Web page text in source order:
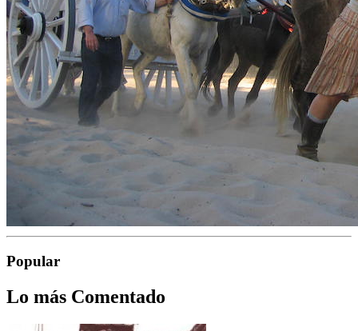
Popular
Lo más Comentado